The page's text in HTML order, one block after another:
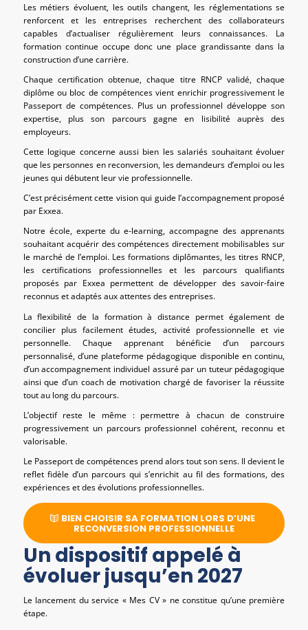
Les métiers évoluent, les outils changent, les réglementations se
renforcent et les entreprises recherchent des collaborateurs
capables d’actualiser régulièrement leurs connaissances. La
formation continue occupe donc une place grandissante dans la
construction d’une carrière.
Chaque certification obtenue, chaque titre RNCP validé, chaque
diplôme ou bloc de compétences vient enrichir progressivement le
Passeport de compétences. Plus un professionnel développe son
expertise, plus son parcours gagne en lisibilité auprès des
employeurs.
Cette logique concerne aussi bien les salariés souhaitant évoluer
que les personnes en reconversion, les demandeurs d’emploi ou les
jeunes qui débutent leur vie professionnelle.
C’est précisément cette vision qui guide l’accompagnement proposé
par Exxea.
Notre école, experte du e-learning, accompagne des apprenants
souhaitant acquérir des compétences directement mobilisables sur
le marché de l’emploi. Les formations diplômantes, les titres RNCP,
les certifications professionnelles et les parcours qualifiants
proposés par Exxea permettent de développer des savoir-faire
reconnus et adaptés aux attentes des entreprises.
La flexibilité de la formation à distance permet également de
concilier plus facilement études, activité professionnelle et vie
personnelle. Chaque apprenant bénéficie d’un parcours
personnalisé, d’une plateforme pédagogique disponible en continu,
d’un accompagnement individuel assuré par un tuteur pédagogique
ainsi que d’un coach de motivation chargé de favoriser la réussite
tout au long du parcours.
L’objectif reste le même : permettre à chacun de construire
progressivement un parcours professionnel cohérent, reconnu et
valorisable.
Le Passeport de compétences prend alors tout son sens. Il devient le
reflet fidèle d’un parcours qui s’enrichit au fil des formations, des
expériences et des évolutions professionnelles.
BIEN CHOISIR SA FORMATION LORS D’UNE
RECONVERSION PROFESSIONNELLE
Un dispositif appelé à
évoluer jusqu’en 2027
Le lancement du service « Mes CV » ne constitue qu’une première
étape.